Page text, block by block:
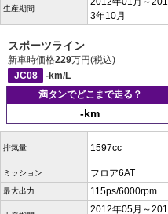
生産期間
3年10月
スポーツライン
新車時価格229万円(税込)
JC08
-km/L
満タンでどこまで走る？
-km
排気量 1597cc
ミッション フロア6AT
最大出力 115ps/6000rpm
2012年05月～201